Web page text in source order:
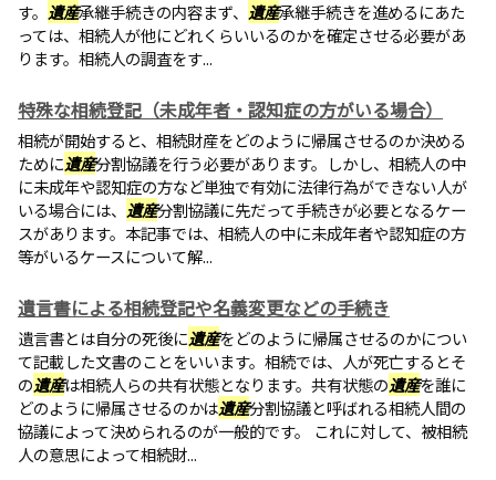
す。 遺産承継手続きの内容まず、 遺産承継手続きを進めるにあた
っては、相続人が他にどれくらいいるのかを確定させる必要があ
ります。相続人の調査をす...
特殊な相続登記（未成年者・認知症の方がいる場合）
相続が開始すると、相続財産をどのように帰属させるのか決める
ために遺産分割協議を行う必要があります。しかし、相続人の中
に未成年や認知症の方など単独で有効に法律行為ができない人が
いる場合には、 遺産分割協議に先だって手続きが必要となるケー
スがあります。本記事では、相続人の中に未成年者や認知症の方
等がいるケースについて解...
遺言書による相続登記や名義変更などの手続き
遺言書とは自分の死後に遺産をどのように帰属させるのかについ
て記載した文書のことをいいます。相続では、人が死亡するとそ
の遺産は相続人らの共有状態となります。共有状態の遺産を誰に
どのように帰属させるのかは遺産分割協議と呼ばれる相続人間の
協議によって決められるのが一般的です。 これに対して、被相続
人の意思によって相続財...